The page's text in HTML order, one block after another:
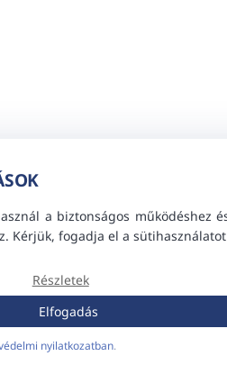
a biztonságos működéshez
Kérjük, fogadja el a
Részletek
Elfogadás
nyilatkozatban.